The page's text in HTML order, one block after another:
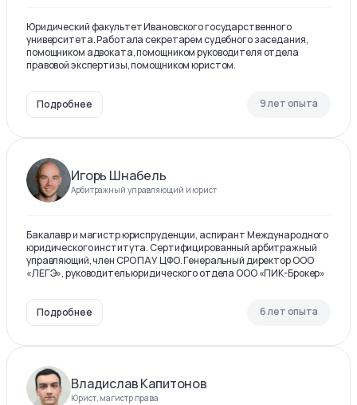
Юридический факультет Ивановского государственного
университета. Работала секретарем судебного заседания,
помощником адвоката, помощником руководителя отдела
правовой экспертизы, помощником юристом.
Подробнее 9 лет опыта
Игорь Шнабель
Арбитражный управляющий и юрист
Бакалавр и магистр юриспруденции, аспирант Международного
юридического института. Сертифицированный арбитражный
управляющий, член СРО ПАУ ЦФО. Генеральный директор ООО
«ЛЕГЭ», руководитель юридического отдела ООО «ПИК-Брокер»
Подробнее 6 лет опыта
Владислав Капитонов
Юрист, магистр права